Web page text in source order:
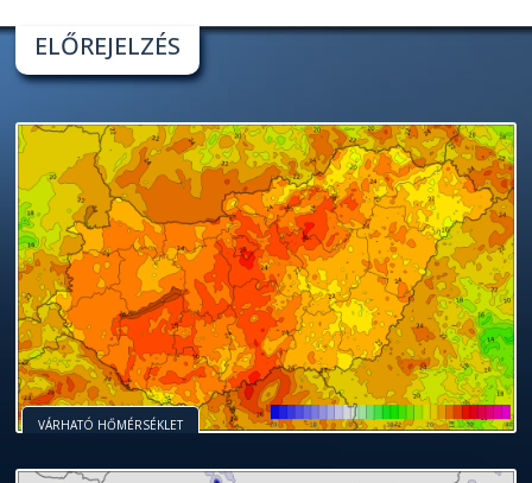
ELŐREJELZÉS
VÁRHATÓ HŐMÉRSÉKLET